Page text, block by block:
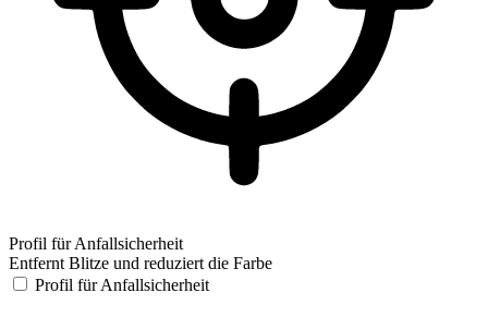
Profil für Anfallsicherheit
Entfernt Blitze und reduziert die Farbe
Profil für Anfallsicherheit